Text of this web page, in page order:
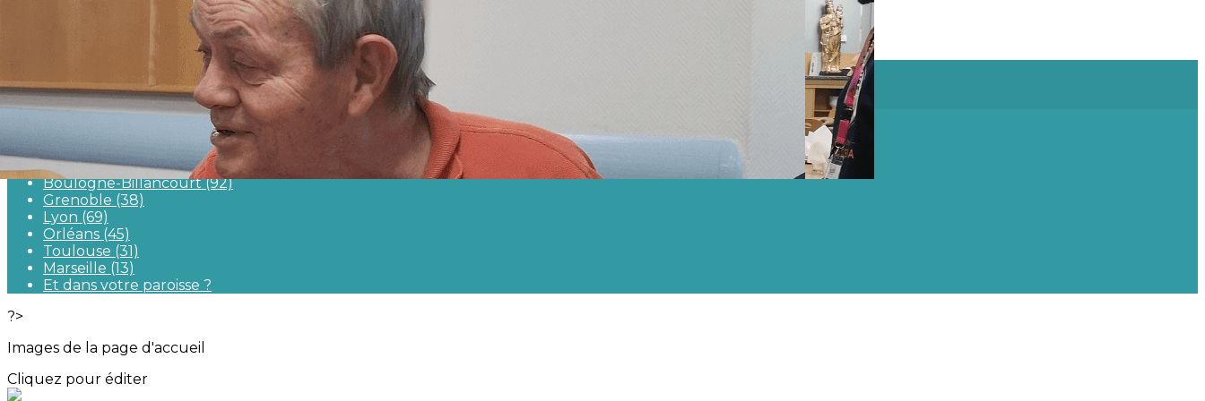
Exporter les lignes sélectionnées
Exporter toutes les colonnes
Exporter uniquement les colonnes affichées
Menu
>
Cartographie
Boulogne-Billancourt (92)
Grenoble (38)
Lyon (69)
Orléans (45)
Toulouse (31)
Marseille (13)
Et dans votre paroisse ?
?>
Images de la page d'accueil
Cliquez pour éditer